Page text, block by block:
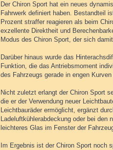
Der Chiron Sport hat ein neues
Fahrwerk definiert haben. Bestandteil
Prozent straffer reagieren als beim
exzellente Direktheit und
Modus des Chiron Sport, der sich
Darüber hinaus wurde das
Funktion, die das Antriebsmoment
des Fahrzeugs gerade in engen
Nicht zuletzt erlangt der Chiron Sport
die er der Verwendung neuer
Leichtbauräder ermöglicht, ergänzt
Ladeluftkühlerabdeckung oder bei den
leichteres Glas im Fenster der
Im Ergebnis ist der Chiron Sport noch